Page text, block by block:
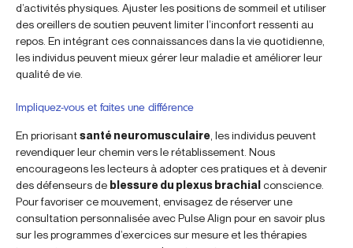
d’activités physiques. Ajuster les positions de sommeil et utiliser
des oreillers de soutien peuvent limiter l’inconfort ressenti au
repos. En intégrant ces connaissances dans la vie quotidienne,
les individus peuvent mieux gérer leur maladie et améliorer leur
qualité de vie.
Impliquez-vous et faites une différence
En priorisantsanté neuromusculaire , les individus peuvent
revendiquer leur chemin vers le rétablissement. Nous
encourageons les lecteurs à adopter ces pratiques et à devenir
des défenseurs de blessure du plexus brachialconscience.
Pour favoriser ce mouvement, envisagez de réserver une
consultation personnalisée avec Pulse Align pour en savoir plus
sur les programmes d’exercices sur mesure et les thérapies